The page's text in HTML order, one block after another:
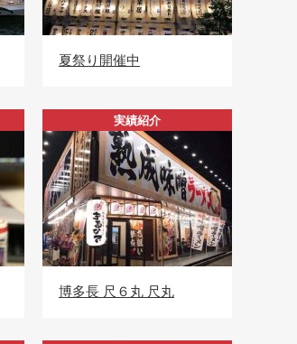
夏祭り開催中
実績紹介
博多長 尺６丸 尺丸